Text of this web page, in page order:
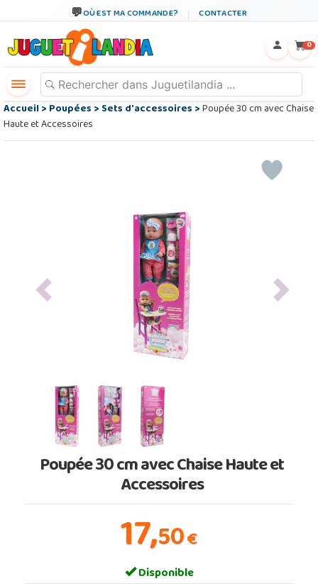
OÙ EST MA COMMANDE? CONTACTER
0
Accueil>Poupées>Sets d'accessoires>Poupée 30 cm avec Chaise
Haute et Accessoires
Previous Next
Poupée 30 cm avec Chaise Haute et
Accessoires
17,50€
Disponible